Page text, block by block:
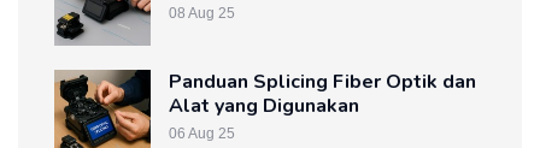
08 Aug 25
Panduan Splicing Fiber Optik dan
Alat yang Digunakan
06 Aug 25